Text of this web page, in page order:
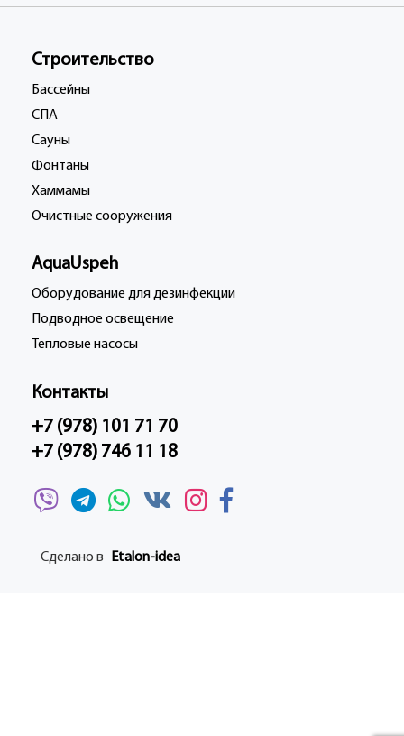
Строительство
Бассейны
СПА
Сауны
Фонтаны
Хаммамы
Очистные сооружения
AquaUspeh
Oборудование для дезинфекции
Подводное освещение
Тепловые насосы
Контакты
+7 (978) 101 71 70
+7 (978) 746 11 18
Сделано в Etalon-idea